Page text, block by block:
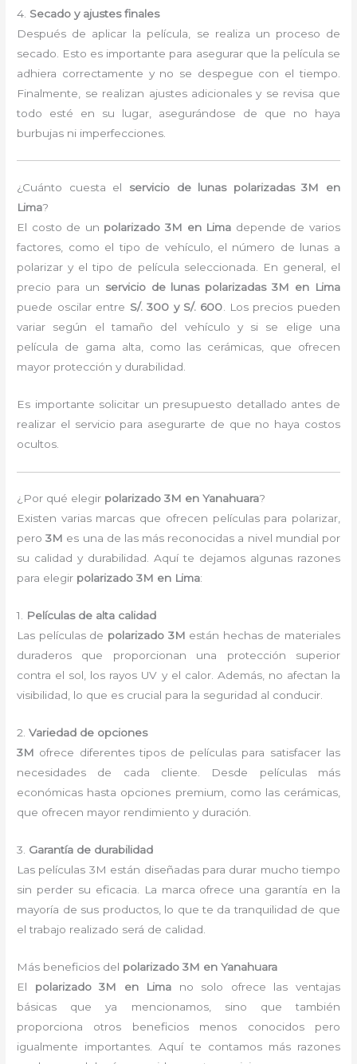
4. Secado y ajustes finales
Después de aplicar la película, se realiza un proceso de
secado. Esto es importante para asegurar que la película se
adhiera correctamente y no se despegue con el tiempo.
Finalmente, se realizan ajustes adicionales y se revisa que
todo esté en su lugar, asegurándose de que no haya
burbujas ni imperfecciones.
¿Cuánto cuesta el servicio de lunas polarizadas 3M en
Lima?
El costo de un polarizado 3M en Lima depende de varios
factores, como el tipo de vehículo, el número de lunas a
polarizar y el tipo de película seleccionada. En general, el
precio para un servicio de lunas polarizadas 3M en Lima
puede oscilar entre S/. 300 y S/. 600 . Los precios pueden
variar según el tamaño del vehículo y si se elige una
película de gama alta, como las cerámicas, que ofrecen
mayor protección y durabilidad.
Es importante solicitar un presupuesto detallado antes de
realizar el servicio para asegurarte de que no haya costos
ocultos.
¿Por qué elegir polarizado 3M en Yanahuara?
Existen varias marcas que ofrecen películas para polarizar,
pero3M es una de las más reconocidas a nivel mundial por
su calidad y durabilidad. Aquí te dejamos algunas razones
para elegir polarizado 3M en Lima:
1.
Películas de alta calidad
Las películas de polarizado 3M están hechas de materiales
duraderos que proporcionan una protección superior
contra el sol, los rayos UV y el calor. Además, no afectan la
visibilidad, lo que es crucial para la seguridad al conducir.
2.Variedad de opciones
3M ofrece diferentes tipos de películas para satisfacer las
necesidades de cada cliente. Desde películas más
económicas hasta opciones premium, como las cerámicas,
que ofrecen mayor rendimiento y duración.
3. Garantía de durabilidad
Las películas 3M están diseñadas para durar mucho tiempo
sin perder su eficacia. La marca ofrece una garantía en la
mayoría de sus productos, lo que te da tranquilidad de que
el trabajo realizado será de calidad.
Más beneficios del polarizado 3M en Yanahuara
El polarizado 3M en Lima no solo ofrece las ventajas
básicas que ya mencionamos, sino que también
proporciona otros beneficios menos conocidos pero
igualmente importantes. Aquí te contamos más razones